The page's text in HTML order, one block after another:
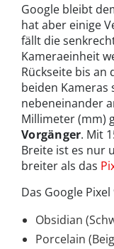
Google bleibt
hat aber einige
fällt die
Kameraeinheit
Rückseite bis an
beiden Kameras
nebeneinander
Millimeter (mm)
Vorgänger. Mit
Breite ist es nur
breiter als das
Das Google
Obsidian
Porcelain